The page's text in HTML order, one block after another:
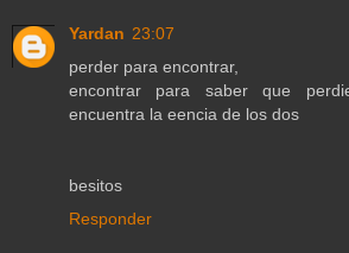
Yardan 23:07
perder para encontrar,
encontrar para saber que
encuentra la eencia de los dos
besitos
Responder